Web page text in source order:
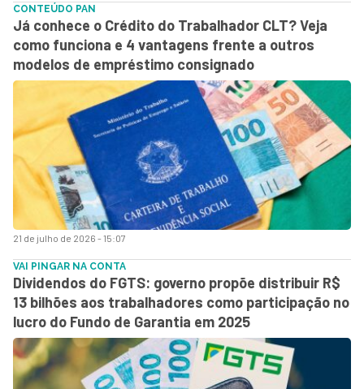
21 de julho de 2026 - 15:07
CONTEÚDO PAN
Já conhece o Crédito do Trabalhador CLT? Veja
como funciona e 4 vantagens frente a outros
modelos de empréstimo consignado
VAI PINGAR NA CONTA
Dividendos do FGTS: governo propõe distribuir R$
13 bilhões aos trabalhadores como participação no
lucro do Fundo de Garantia em 2025